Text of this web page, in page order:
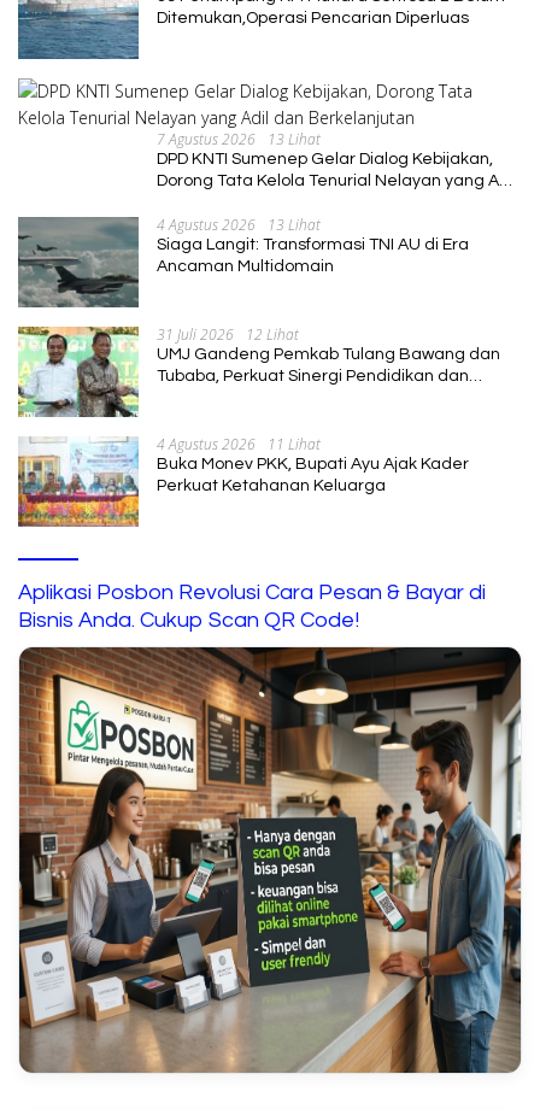
Ditemukan,Operasi Pencarian Diperluas
7 Agustus 2026 13 Lihat
DPD KNTI Sumenep Gelar Dialog Kebijakan,
Dorong Tata Kelola Tenurial Nelayan yang Adil
4 Agustus 2026 13 Lihat
Siaga Langit: Transformasi TNI AU di Era
Ancaman Multidomain
31 Juli 2026 12 Lihat
UMJ Gandeng Pemkab Tulang Bawang dan
Tubaba, Perkuat Sinergi Pendidikan dan
4 Agustus 2026 11 Lihat
Buka Monev PKK, Bupati Ayu Ajak Kader
Perkuat Ketahanan Keluarga
Aplikasi Posbon Revolusi Cara Pesan & Bayar di
Bisnis Anda. Cukup Scan QR Code!